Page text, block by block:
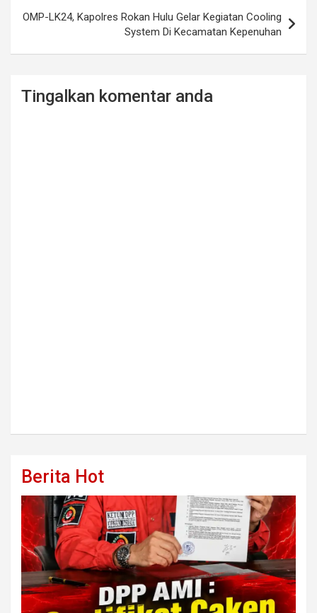
OMP-LK24, Kapolres Rokan Hulu Gelar Kegiatan Cooling
System Di Kecamatan Kepenuhan
Tingalkan komentar anda
Berita Hot